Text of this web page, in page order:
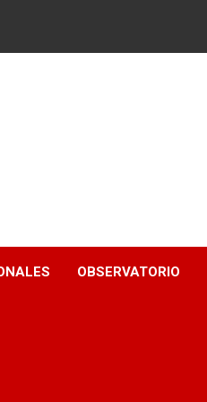
OBSERVATORIO